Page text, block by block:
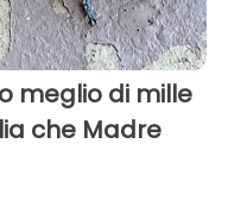
meglio di mille
che Madre